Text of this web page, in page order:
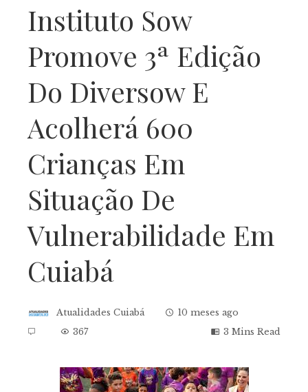
Instituto Sow
Promove 3ª Edição
Do Diversow E
Acolherá 600
Crianças Em
Situação De
Vulnerabilidade Em
Cuiabá
Atualidades Cuiabá
10 meses ago
367
3 Mins Read